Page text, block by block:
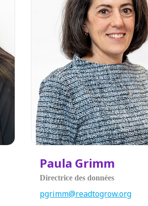
Paula Grimm
Directrice des données
pgrimm@readtogrow.org